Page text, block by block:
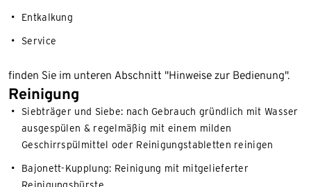
Entkalkung
Service
finden Sie im unteren Abschnitt "Hinweise zur Bedienung".
Reinigung
Siebträger und Siebe: nach Gebrauch gründlich mit Wasser
ausgespülen & regelmäßig mit einem milden
Geschirrspülmittel oder Reinigungstabletten reinigen
Bajonett-Kupplung: Reinigung mit mitgelieferter